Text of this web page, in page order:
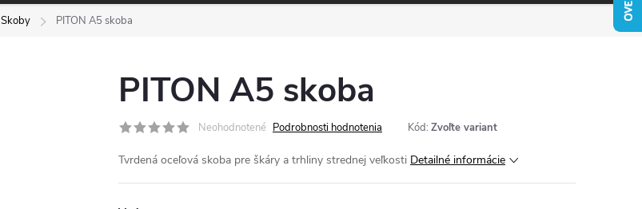
Skoby PITON A5 skoba
PITON A5 skoba
Neohodnotené Podrobnosti hodnotenia Kód: Zvoľte variant
Tvrdená oceľová skoba pre škáry a trhliny strednej veľkosti Detailné informácie